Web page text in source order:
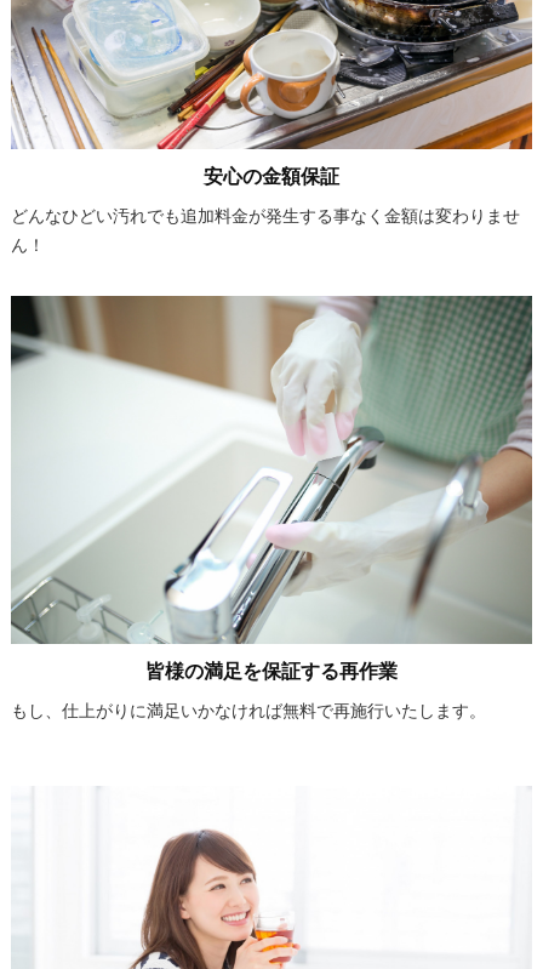
安心の金額保証
どんなひどい汚れでも追加料金が発生する事なく金額は変わりませ
ん！
皆様の満足を保証する再作業
もし、仕上がりに満足いかなければ無料で再施行いたします。